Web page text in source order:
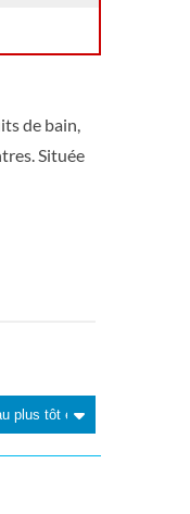
de bain,
Située